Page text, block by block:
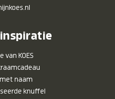
van KOES
naam
knuffel